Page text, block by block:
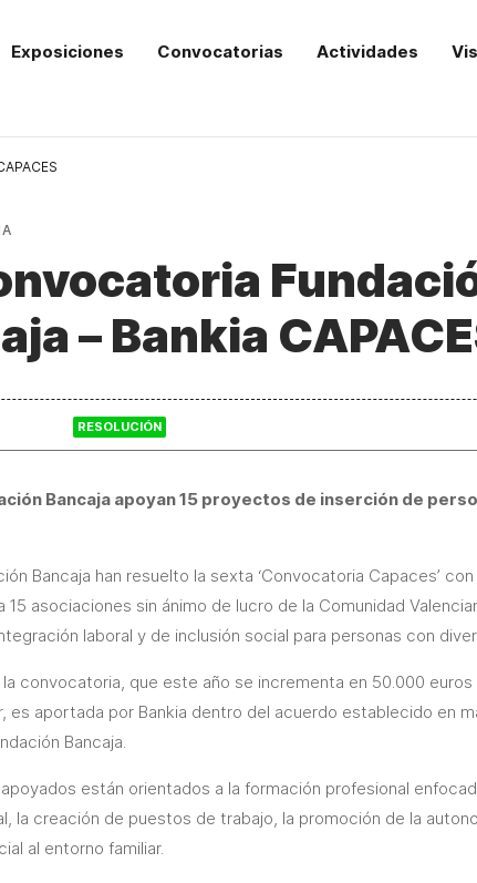
Exposiciones Convocatorias Actividades
– Bankia
RESOLUCIÓN
Bancaja apoyan 15 proyectos de inserción de
Bancaja han resuelto la sexta ‘Convocatoria Capaces’
15 asociaciones sin ánimo de lucro de la Comunidad
laboral y de inclusión social para personas con
convocatoria, que este año se incrementa en 50.000
es aportada por Bankia dentro del acuerdo establecido en
Bancaja.
están orientados a la formación profesional
la creación de puestos de trabajo, la promoción de la
al entorno familiar.